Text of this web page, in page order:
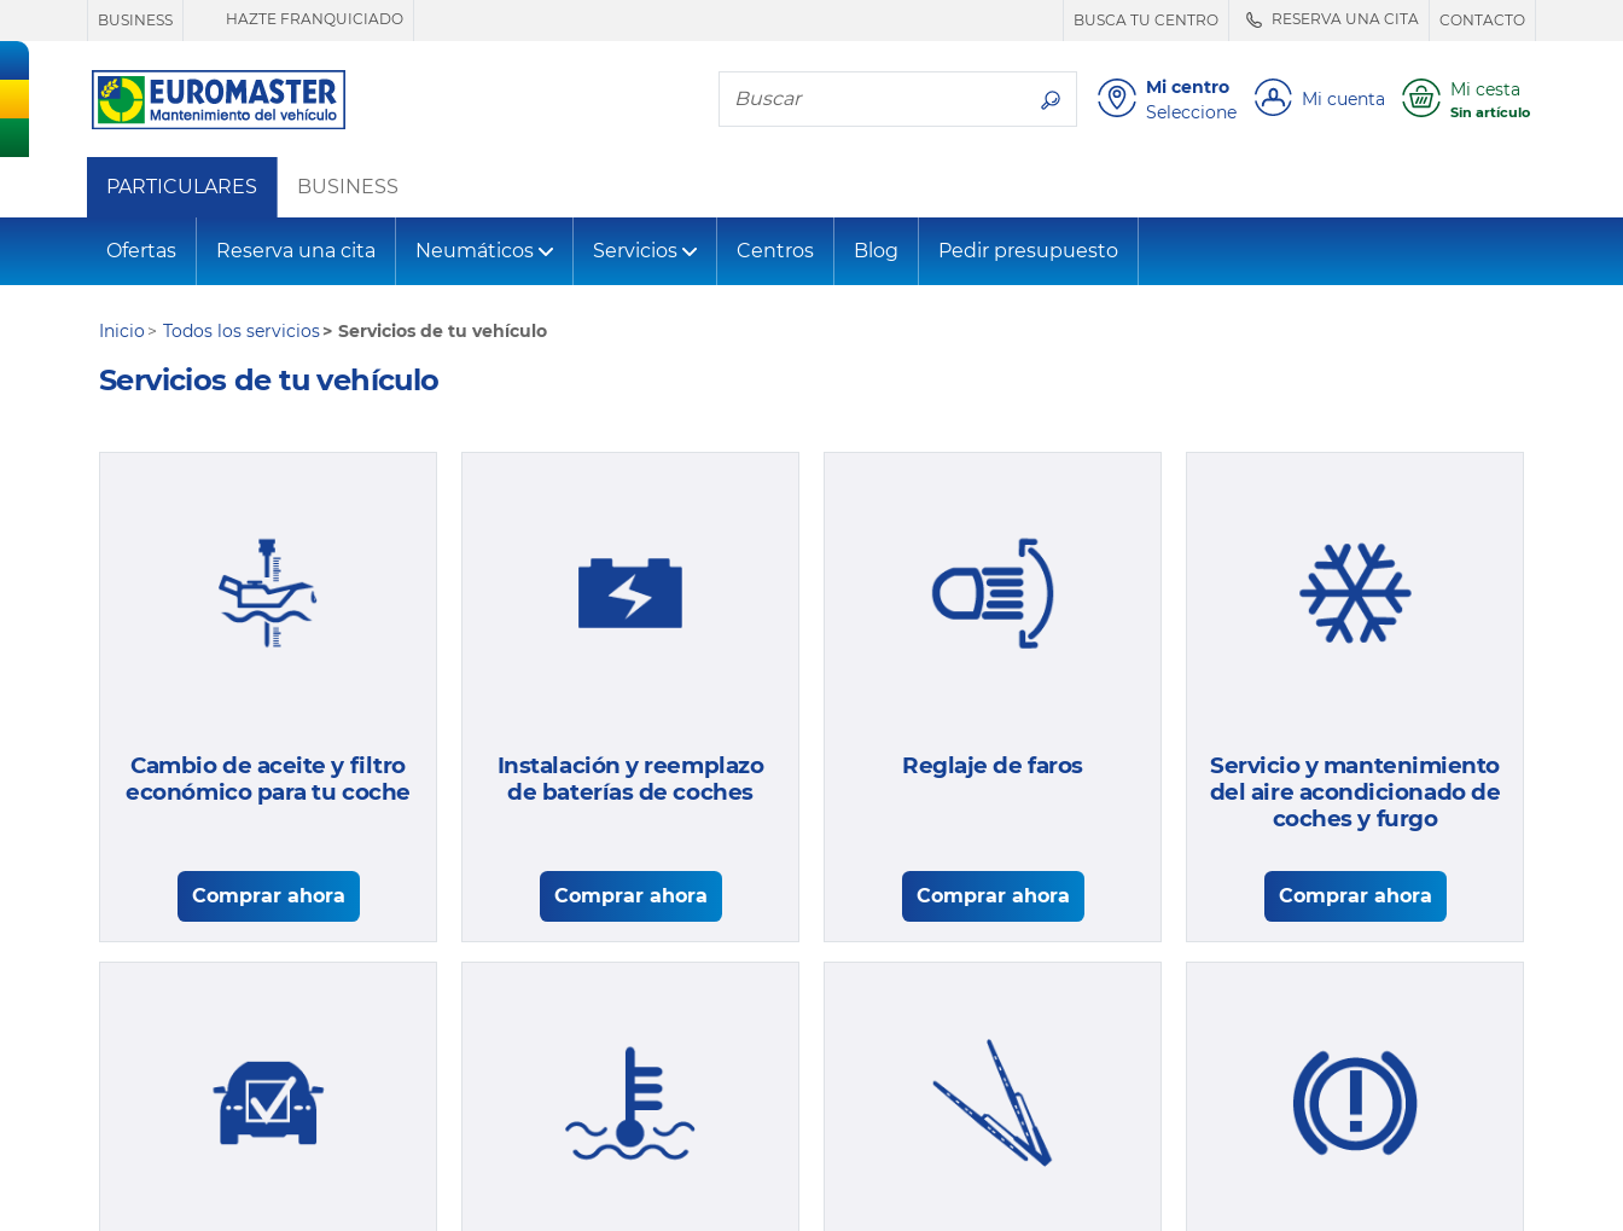
BUSINESS HAZTE FRANQUICIADO BUSCA TU CENTRO RESERVA UNA CITA CONTACTO
Busca tu neumático
Mi centro
Seleccione
Mi cuenta Mi cesta
Sin artículo
PARTICULARES BUSINESS
Ofertas Reserva una cita Neumáticos Servicios Centros Blog Pedir presupuesto
Inicio Todos los servicios Servicios de tu vehículo
Servicios de tu vehículo
Cambio de aceite y filtro
económico para tu coche
Comprar ahora
Instalación y reemplazo
de baterías de coches
Comprar ahora
Reglaje de faros
Comprar ahora
Servicio y mantenimiento
del aire acondicionado de
coches y furgo
Comprar ahora